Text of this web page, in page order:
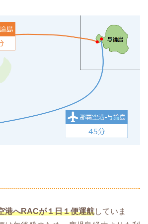
港へRACが１日１便運航していま